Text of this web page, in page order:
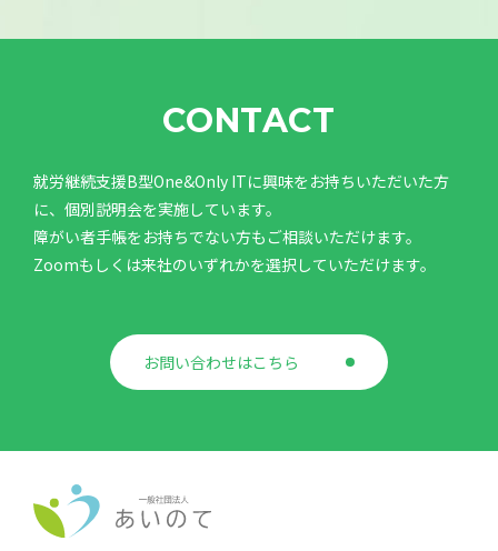
CONTACT
就労継続支援B型One&Only ITに興味をお持ちいただいた方
に、個別説明会を実施しています。
障がい者手帳をお持ちでない方もご相談いただけます。
Zoomもしくは来社のいずれかを選択していただけます。
お問い合わせはこちら